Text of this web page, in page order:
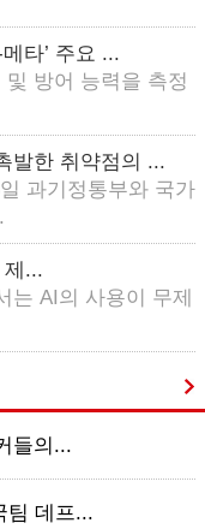
타’ 주요 ...
방어 능력을 측정
발한 취약점의 ...
과기정통부와 국가
제...
는 AI의 사용이 무제
들의...
팀 데프...